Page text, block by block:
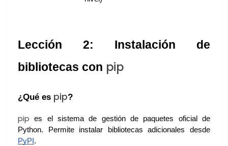
Lección 2: Instalación de
bibliotecas con pip
¿Qué es pip?
pip es el sistema de gestión de paquetes oficial de
Python. Permite instalar bibliotecas adicionales desde
PyPI .